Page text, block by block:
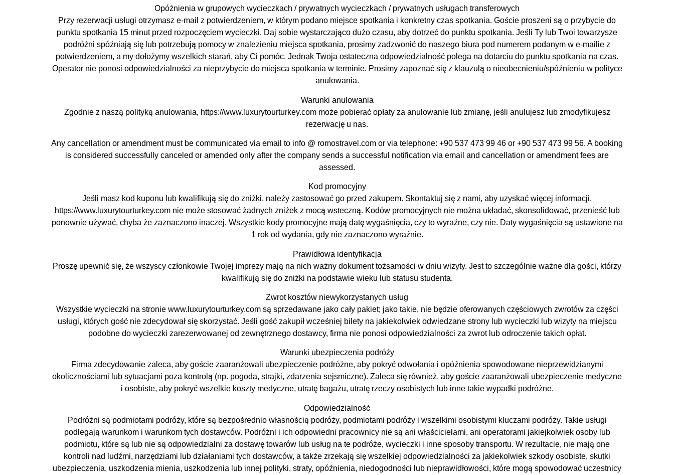
Opóźnienia w grupowych wycieczkach / prywatnych wycieczkach / prywatnych usługach transferowych
Przy rezerwacji usługi otrzymasz e-mail z potwierdzeniem, w którym podano miejsce spotkania i konkretny czas spotkania. Goście proszeni są o przybycie do
punktu spotkania 15 minut przed rozpoczęciem wycieczki. Daj sobie wystarczająco dużo czasu, aby dotrzeć do punktu spotkania. Jeśli Ty lub Twoi towarzysze
podróżni spóźniają się lub potrzebują pomocy w znalezieniu miejsca spotkania, prosimy zadzwonić do naszego biura pod numerem podanym w e-mailie z
potwierdzeniem, a my dołożymy wszelkich starań, aby Ci pomóc. Jednak Twoja ostateczna odpowiedzialność polega na dotarciu do punktu spotkania na czas.
Operator nie ponosi odpowiedzialności za nieprzybycie do miejsca spotkania w terminie. Prosimy zapoznać się z klauzulą o nieobecnieniu/spóźnieniu w polityce
anulowania.
Warunki anulowania
Zgodnie z naszą polityką anulowania, https://www.luxurytourturkey.com może pobierać opłaty za anulowanie lub zmianę, jeśli anulujesz lub zmodyfikujesz
rezerwację u nas.
Any cancellation or amendment must be communicated via email to info @ romostravel.com or via telephone: +90 537 473 99 46 or +90 537 473 99 56. A booking
is considered successfully canceled or amended only after the company sends a successful notification via email and cancellation or amendment fees are
assessed.
Kod promocyjny
Jeśli masz kod kuponu lub kwalifikują się do zniżki, należy zastosować go przed zakupem. Skontaktuj się z nami, aby uzyskać więcej informacji.
https://www.luxurytourturkey.com nie może stosować żadnych zniżek z mocą wsteczną. Kodów promocyjnych nie można układać, skonsolidować, przenieść lub
ponownie używać, chyba że zaznaczono inaczej. Wszystkie kody promocyjne mają datę wygaśnięcia, czy to wyraźne, czy nie. Daty wygaśnięcia są ustawione na
1 rok od wydania, gdy nie zaznaczono wyraźnie.
Prawidłowa identyfikacja
Proszę upewnić się, że wszyscy członkowie Twojej imprezy mają na nich ważny dokument tożsamości w dniu wizyty. Jest to szczególnie ważne dla gości, którzy
kwalifikują się do zniżki na podstawie wieku lub statusu studenta.
Zwrot kosztów niewykorzystanych usług
Wszystkie wycieczki na stronie www.luxurytourturkey.com są sprzedawane jako cały pakiet; jako takie, nie będzie oferowanych częściowych zwrotów za części
usługi, których gość nie zdecydował się skorzystać. Jeśli gość zakupił wcześniej bilety na jakiekolwiek odwiedzane strony lub wycieczki lub wizyty na miejscu
podobne do wycieczki zarezerwowanej od zewnętrznego dostawcy, firma nie ponosi odpowiedzialności za zwrot lub odroczenie takich opłat.
Warunki ubezpieczenia podróży
Firma zdecydowanie zaleca, aby goście zaaranżowali ubezpieczenie podróżne, aby pokryć odwołania i opóźnienia spowodowane nieprzewidzianymi
okolicznościami lub sytuacjami poza kontrolą (np. pogoda, strajki, zdarzenia sejsmiczne). Zaleca się również, aby goście zaaranżowali ubezpieczenie medyczne
i osobiste, aby pokryć wszelkie koszty medyczne, utratę bagażu, utratę rzeczy osobistych lub inne takie wypadki podróżne.
Odpowiedzialność
Podróżni są podmiotami podróży, które są bezpośrednio własnością podróży, podmiotami podróży i wszelkimi osobistymi kluczami podróży. Takie usługi
podlegają warunkom i warunkom tych dostawców. Podróżni i ich odpowiedni pracownicy nie są ani właścicielami, ani operatorami jakiejkolwiek osoby lub
podmiotu, które są lub nie są odpowiedzialni za dostawę towarów lub usług na te podróże, wycieczki i inne sposoby transportu. W rezultacie, nie mają one
kontroli nad ludźmi, narzędziami lub działaniami tych dostawców, a także zrzekają się wszelkiej odpowiedzialności za jakiekolwiek szkody osobiste, skutki
ubezpieczenia, uszkodzenia mienia, uszkodzenia lub innej polityki, straty, opóźnienia, niedogodności lub nieprawidłowości, które mogą spowodować uczestnicy